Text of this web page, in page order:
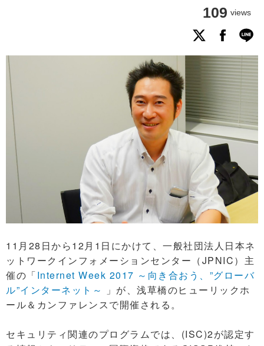
109 views
11月28日から12月1日にかけて、一般社団法人日本ネ
ットワークインフォメーションセンター（JPNIC）主
催の「Internet Week 2017 ～向き合おう、”グローバ
ル”インターネット～
」が、浅草橋のヒューリックホ
ール＆カンファレンスで開催される。
セキュリティ関連のプログラムでは、(ISC)2が認定す